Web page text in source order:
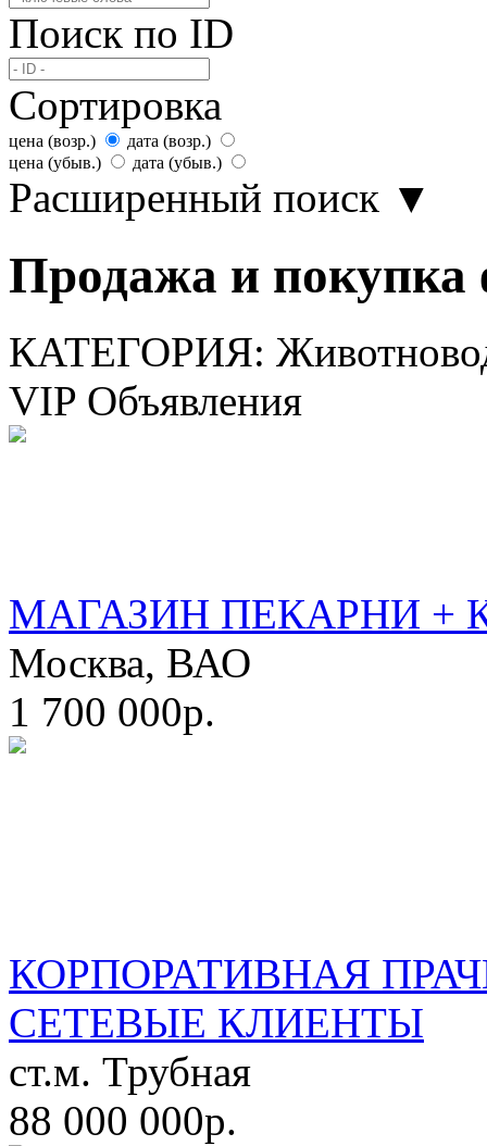
Поиск по ID
Сортировка
цена (возр.)
дата (возр.)
цена (убыв.)
дата (убыв.)
Расширенный поиск ▼
Продажа и
КАТЕГОРИЯ:
VIP Объявления
МАГАЗИН ПЕКАРНИ +
Москва, ВАО
1 700 000р.
КОРПОРАТИВНАЯ
СЕТЕВЫЕ КЛИЕНТЫ
ст.м. Трубная
88 000 000р.